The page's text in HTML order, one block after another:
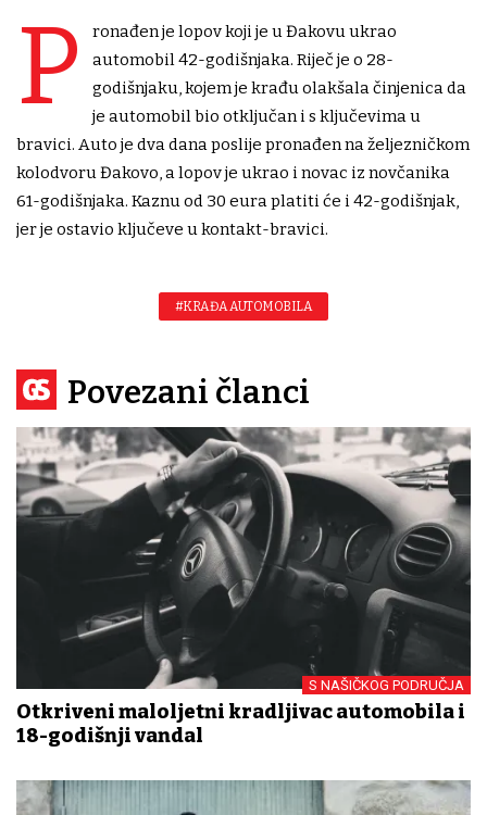
P
ronađen je lopov koji je u Đakovu ukrao
automobil 42-godišnjaka. Riječ je o 28-
godišnjaku, kojem je krađu olakšala činjenica da
je automobil bio otključan i s ključevima u
bravici. Auto je dva dana poslije pronađen na željezničkom
kolodvoru Đakovo, a lopov je ukrao i novac iz novčanika
61-godišnjaka. Kaznu od 30 eura platiti će i 42-godišnjak,
jer je ostavio ključeve u kontakt-bravici.
#KRAĐA AUTOMOBILA
Povezani članci
S NAŠIČKOG PODRUČJA
Otkriveni maloljetni kradljivac automobila i
18-godišnji vandal